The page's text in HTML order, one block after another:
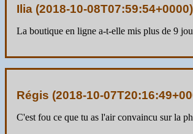
Ilia (2018-10-08T07:59:54+0000)
La boutique en ligne a-t-elle mis plus de 9
Régis (2018-10-
C'est fou ce que tu as l'air convaincu sur la